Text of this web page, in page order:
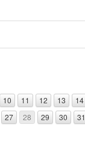
10 11 12 13 14
27 28 29 30 31